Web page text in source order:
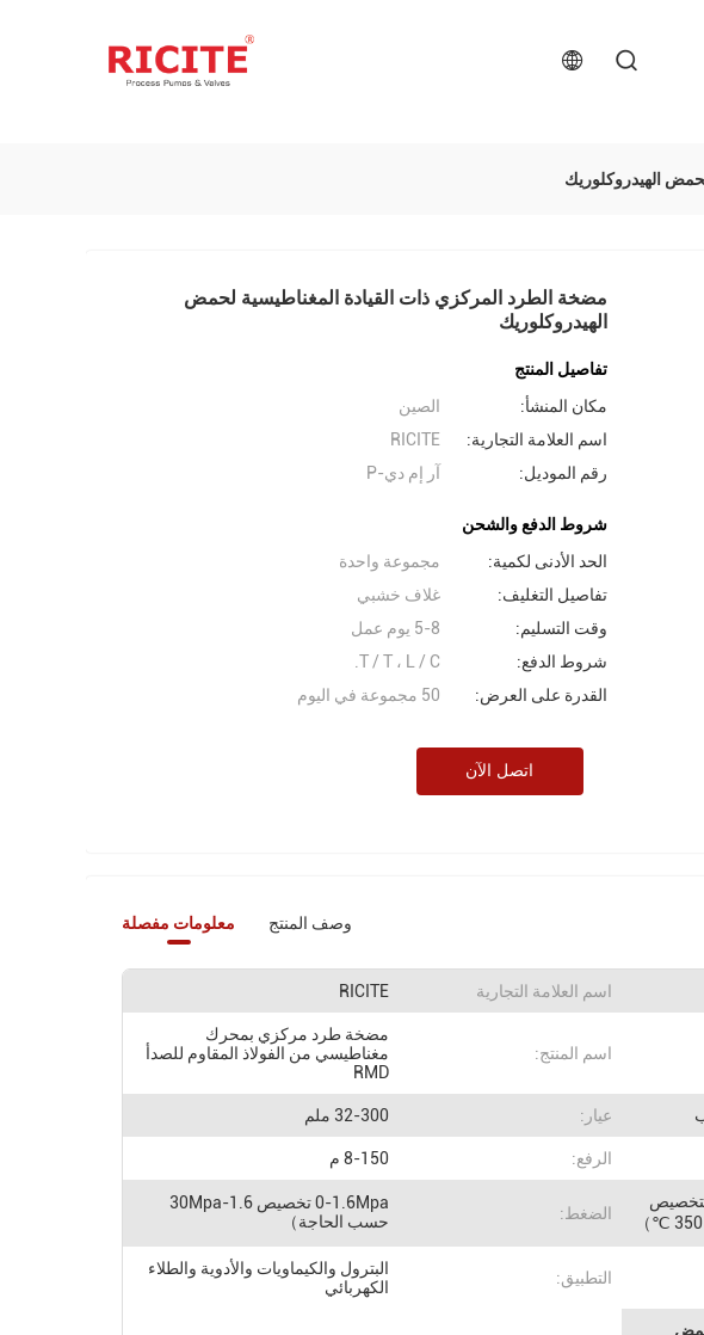
الهيدروكلوريك
مضخة الطرد المركزي ذات القيادة المغناطيسية لحمض
الهيدروكلوريك
تفاصيل المنتج
مكان المنشأ:
الصين
اسم العلامة التجارية:
RICITE
رقم الموديل:
آر إم دي-P
شروط الدفع والشحن
الحد الأدنى لكمية:
مجموعة واحدة
تفاصيل التغليف:
غلاف خشبي
وقت التسليم:
5-8 يوم عمل
شروط الدفع:
T / T ، L / C.
القدرة على العرض:
50 مجموعة في اليوم
اتصل الآن
معلومات مفصلة وصف المنتج
اسم العلامة التجارية RICITE
اسم المنتج:
مضخة طرد مركزي بمحرك
مغناطيسي من الفولاذ المقاوم للصدأ
RMD
عيار: 32-300 ملم
الرفع: 8-150 م
بالتخصيص
الضغط:
0-1.6Mpa تخصيص 1.6-30Mpa
حسب الحاجة）
التطبيق:
البترول والكيماويات والأدوية والطلاء
الكهربائي